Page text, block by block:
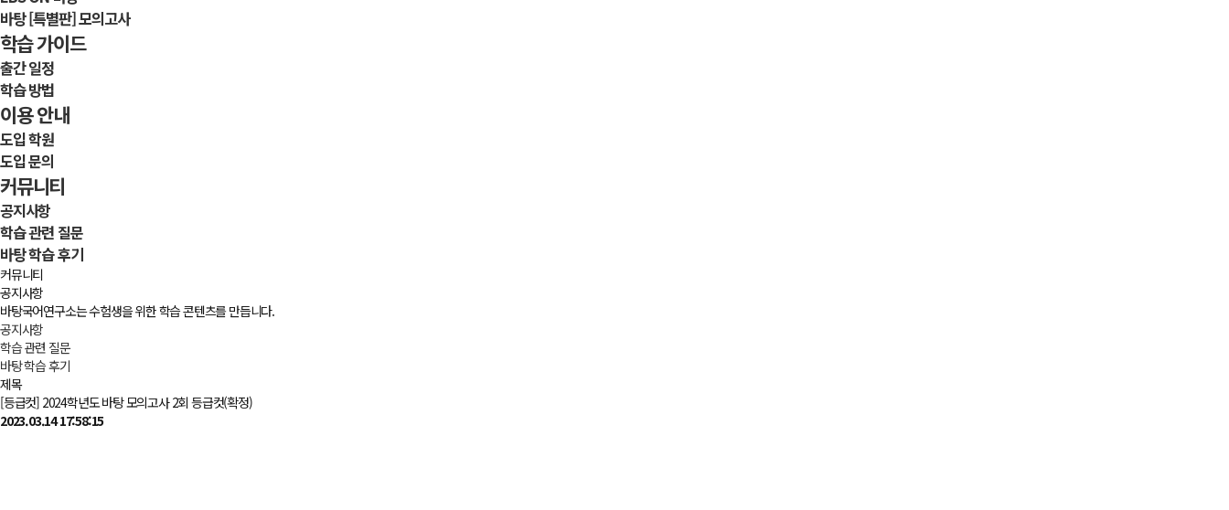
바탕 [특별판] 모의고사
학습 가이드
출간 일정
학습 방법
이용 안내
도입 학원
도입 문의
커뮤니티
공지사항
학습 관련 질문
바탕 학습 후기
커뮤니티
공지사항
바탕국어연구소는 수험생을 위한 학습 콘텐츠를 만듭니다.
공지사항
학습 관련 질문
바탕 학습 후기
제목
[등급컷] 2024학년도 바탕 모의고사 2회 등급컷(확정)
2023.03.14 17:58:15